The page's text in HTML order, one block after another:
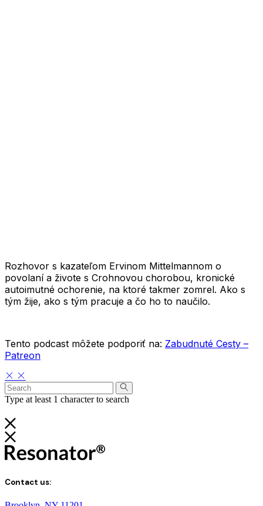
Rozhovor s kazateľom Ervinom Mittelmannom o
povolaní a živote s Crohnovou chorobou, kronické
autoimutné ochorenie, na ktoré takmer zomrel. Ako s
tým žije, ako s tým pracuje a čo ho to naučilo.
Tento podcast môžete podporiť na: Zabudnuté Cesty –
Patreon
Type at least 1 character to search
Contact us: